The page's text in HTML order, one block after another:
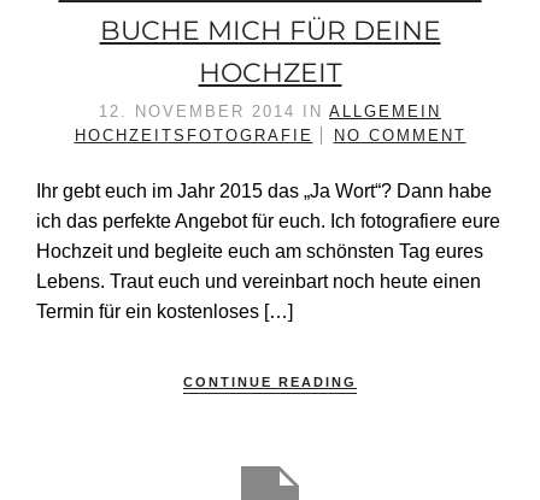
BUCHE MICH FÜR DEINE
HOCHZEIT
12. NOVEMBER 2014 IN ALLGEMEIN
HOCHZEITSFOTOGRAFIE
NO COMMENT
Ihr gebt euch im Jahr 2015 das „Ja Wort“? Dann habe
ich das perfekte Angebot für euch. Ich fotografiere eure
Hochzeit und begleite euch am schönsten Tag eures
Lebens. Traut euch und vereinbart noch heute einen
Termin für ein kostenloses […]
CONTINUE READING